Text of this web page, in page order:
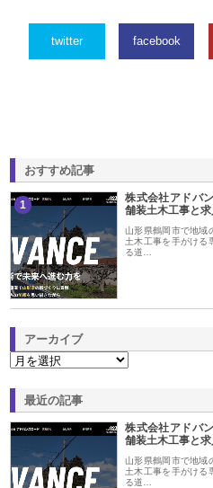
twitter facebook
おすすめ記事
1
株式会社アドバ
舗装土木工事と
山形県鶴岡市で地域
土木工事を手がける
る道…
アーカイブ
最近の記事
株式会社アドバ
舗装土木工事と
山形県鶴岡市で地域
土木工事を手がける
る道…